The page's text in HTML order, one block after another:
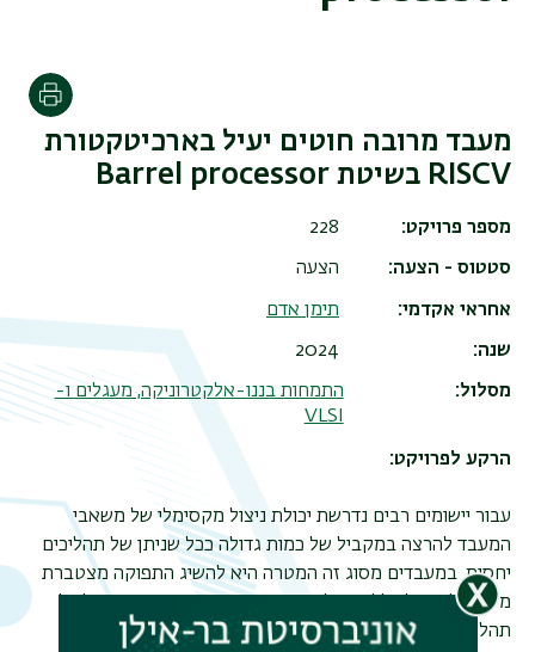
מעבד מרובה חוטים יעיל בארכיטקטורת
RISCV בשיטת Barrel processor
מספר פרויקט 228
סטטוס - הצעה הצעה
אחראי אקדמי תימן אדם
שנה 2024
מסלול
התמחות בננו-אלקטרוניקה, מעגלים ו-
VLSI
הרקע לפרויקט:
עבור יישומים רבים נדרשת יכולת ניצול מקסימלי של משאבי
המעבד להרצה במקביל של כמות גדולה ככל שניתן של תהליכים
יחסית. במעבדים מסוג זה המטרה היא להשיג התפוקה מצטברת
מקסימלית של כלל התהליכים הרצים כאשר זמן הריצה של כל
תהליך שלעצמו מתחילתו ועד סוף הינו בעל חשיבות משנית.